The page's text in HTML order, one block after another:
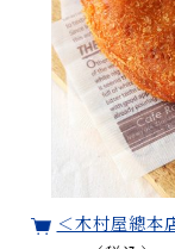
＜木村屋總本